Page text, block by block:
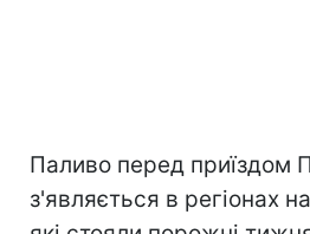
Паливо перед приїздом
з'являється в регіонах